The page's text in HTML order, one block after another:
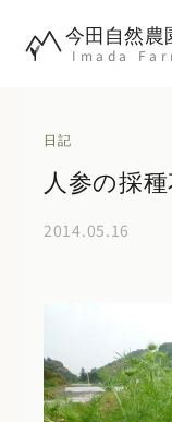
今田自然農
Imada
日記
人参の採
2014.05.16